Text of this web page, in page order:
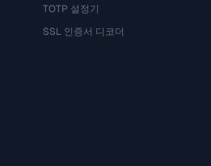
TOTP 설정기
SSL 인증서 디코더